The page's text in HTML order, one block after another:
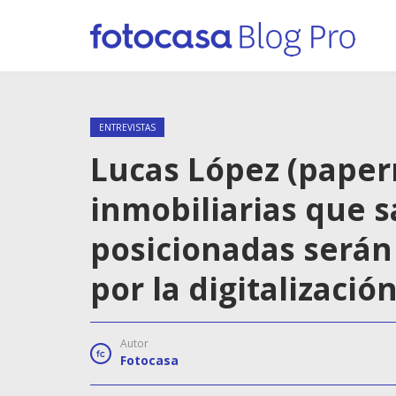
ENTREVISTAS
Lucas López
inmobiliarias que
posicionadas
por la
Autor
Fotocasa